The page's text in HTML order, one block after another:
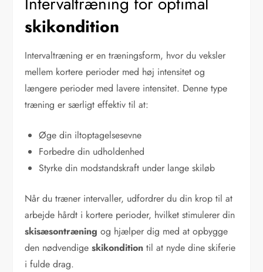
skikondition
Intervaltræning er en træningsform, hvor du veksler
mellem kortere perioder med høj intensitet og
længere perioder med lavere intensitet. Denne type
træning er særligt effektiv til at:
Øge din iltoptagelsesevne
Forbedre din udholdenhed
Styrke din modstandskraft under lange skiløb
Når du træner intervaller, udfordrer du din krop til at
arbejde hårdt i kortere perioder, hvilket stimulerer din
skisæsontræning og hjælper dig med at opbygge
den nødvendigeskikondition til at nyde dine skiferie
i fulde drag.